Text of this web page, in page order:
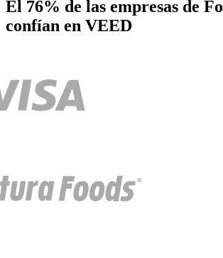
El 76% de las empresas de
confían en VEED